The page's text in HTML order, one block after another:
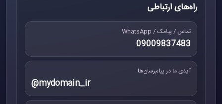
راه‌های ارتباطی
تماس / پیامک / WhatsApp
09009837483
آیدی ما در پیام‌رسان‌ها
@mydomain_ir